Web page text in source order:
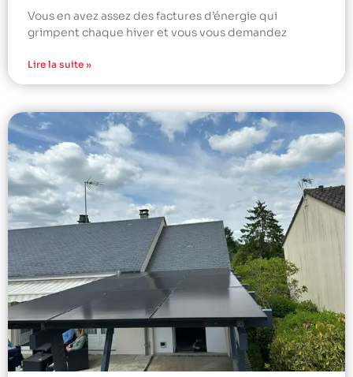
Vous en avez assez des factures d’énergie qui
grimpent chaque hiver et vous vous demandez
Lire la suite »